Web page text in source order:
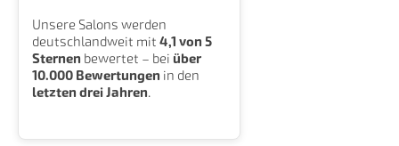
Unsere Salons werden
deutschlandweit mit 4,1 von 5
Sternen bewertet – bei über
10.000 Bewertungen in den
letzten drei Jahren.